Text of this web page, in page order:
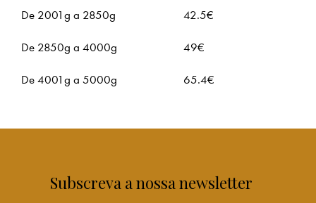
De 2001g a 2850g 42.5€
De 2850g a 4000g 49€
De 4001g a 5000g 65.4€
Subscreva a nossa newsletter